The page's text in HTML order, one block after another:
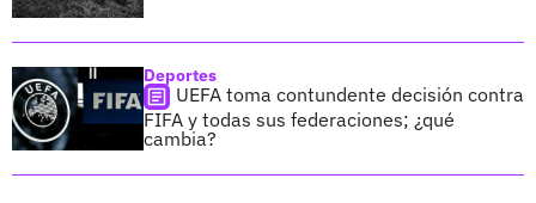
Deportes
UEFA toma contundente decisión contra
FIFA y todas sus federaciones; ¿qué
cambia?